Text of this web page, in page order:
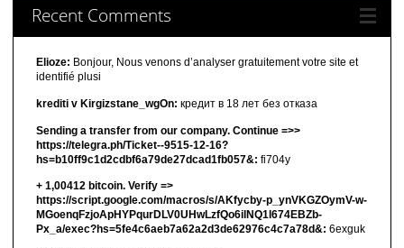
Recent Comments
Elioze: Bonjour, Nous venons d’analyser gratuitement votre site et
identifié plusi
krediti v Kirgizstane_wgOn: кредит в 18 лет без отказа
Sending a transfer from our company. Continue =>>
https://telegra.ph/Ticket--9515-12-16?
hs=b10ff9c1d2cdbf6a79de27dcad1fb057&: fi704y
+ 1,00412 bitсоin. Verify =>
https://script.google.com/macros/s/AKfycby-p_ynVKGZOymV-w-
MGoenqFzjoApHYPqurDLV0UHwLzfQo6ilNQ1l674EBZb-
Px_a/exec?hs=5fe4c6aeb7a62a2d3de62976c4c7a78d&: 6exguk